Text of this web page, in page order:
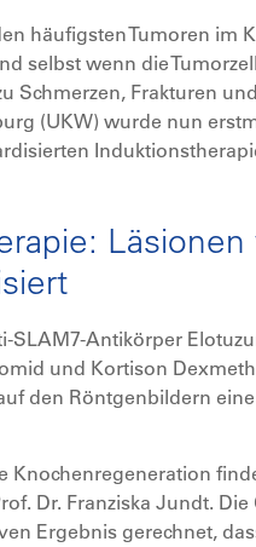
häufigsten Tumoren im
selbst wenn die
Schmerzen, Frakturen
(UKW) wurde nun
SLAM7-Antikörper
und Kortison
den Röntgenbildern
Knochenregeneration
Dr. Franziska Jundt.
Ergebnis gerechnet,